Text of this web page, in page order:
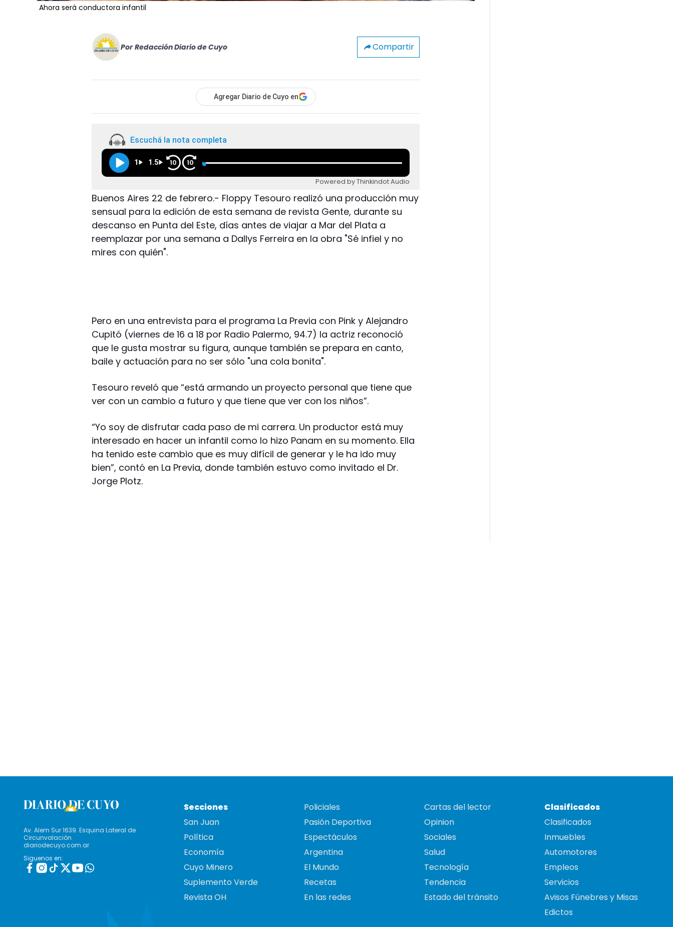
Ahora será conductora infantil
Por Redacción Diario de Cuyo Compartir
Agregar Diario de Cuyo en
Escuchá la nota completa
1 1.5 10 10
Powered by Thinkindot Audio
Buenos Aires 22 de febrero.- Floppy Tesouro realizó una producción muy
sensual para la edición de esta semana de revista Gente, durante su
descanso en Punta del Este, días antes de viajar a Mar del Plata a
reemplazar por una semana a Dallys Ferreira en la obra "Sé infiel y no
mires con quién".
Pero en una entrevista para el programa La Previa con Pink y Alejandro
Cupitó (viernes de 16 a 18 por Radio Palermo, 94.7) la actriz reconoció
que le gusta mostrar su figura, aunque también se prepara en canto,
baile y actuación para no ser sólo "una cola bonita".
Tesouro reveló que “está armando un proyecto personal que tiene que
ver con un cambio a futuro y que tiene que ver con los niños”.
“Yo soy de disfrutar cada paso de mi carrera. Un productor está muy
interesado en hacer un infantil como lo hizo Panam en su momento. Ella
ha tenido este cambio que es muy difícil de generar y le ha ido muy
bien”, contó en La Previa, donde también estuvo como invitado el Dr.
Jorge Plotz.
Av. Alem Sur 1639. Esquina Lateral de
Circunvalación
diariodecuyo.com.ar
Siguenos en:
Secciones
San Juan
Política
Economía
Cuyo Minero
Suplemento Verde
Revista OH
Policiales
Pasión Deportiva
Espectáculos
Argentina
El Mundo
Recetas
En las redes
Cartas del lector
Opinion
Sociales
Salud
Tecnología
Tendencia
Estado del tránsito
Clasificados
Clasificados
Inmuebles
Automotores
Empleos
Servicios
Avisos Fúnebres y Misas
Edictos